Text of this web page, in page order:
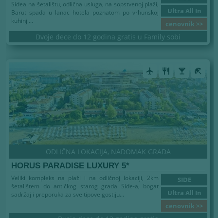
Ultra All In
cenovnik >>
Sidea na šetalištu, odlična usluga, na sopstvenoj plaži,
Barut spada u lanac hotela poznatom po vrhunskoj
kuhinji...
Dvoje dece do 12 godina gratis u Family sobi
airplanemode_active restaurant local_bar beach_access
ODLIČNA LOKACIJA, NADOMAK GRADA
HORUS PARADISE LUXURY 5*
SIDE
Ultra All In
cenovnik >>
Veliki kompleks na plaži i na odličnoj lokaciji, 2km
šetalištem do antičkog starog grada Side-a, bogat
sadržaj i preporuka za sve tipove gostiju...